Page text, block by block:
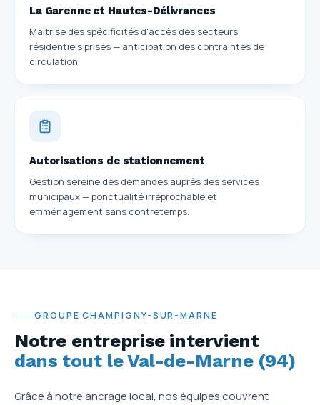
La Garenne et Hautes-Délivrances
Maîtrise des spécificités d'accès des secteurs
résidentiels prisés — anticipation des contraintes de
circulation.
Autorisations de stationnement
Gestion sereine des demandes auprès des services
municipaux — ponctualité irréprochable et
emménagement sans contretemps.
GROUPE CHAMPIGNY-SUR-MARNE
Notre entreprise intervient
dans tout le Val-de-Marne (94)
Grâce à notre ancrage local, nos équipes couvrent